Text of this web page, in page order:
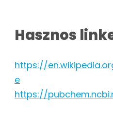
Hasznos
https://
e
https://